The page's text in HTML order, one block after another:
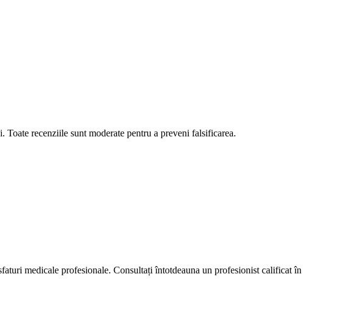
Toate recenziile sunt moderate pentru a preveni falsificarea.
medicale profesionale. Consultați întotdeauna un profesionist calificat în